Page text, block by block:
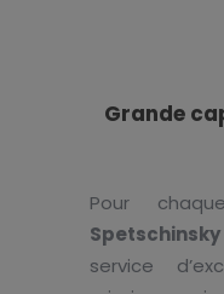
Grande
Pour
Spetschinsky
service